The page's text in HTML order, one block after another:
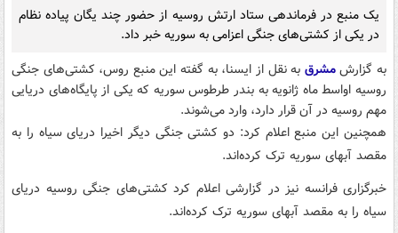
یک منبع در فرماندهی ستاد ارتش روسیه از حضور چند یگان پیاده نظام
در یکی از کشتی‌های جنگی اعزامی به سوریه خبر داد.
به گزارشمشرق به نقل از ایسنا، به گفته این منبع روس، کشتی‌های جنگی
روسیه اواسط ماه ژانویه به بندر طرطوس سوریه که یکی از پایگاه‌های دریایی
مهم روسیه در آن قرار دارد، وارد می‌شوند.
همچنین این منبع اعلام کرد: دو کشتی جنگی دیگر اخیرا دریای سیاه را به
مقصد آبهای سوریه ترک کرده‌اند.
خبرگزاری فرانسه نیز در گزارشی اعلام کرد کشتی‌های جنگی روسیه دریای
سیاه را به مقصد آبهای سوریه ترک کرده‌اند.